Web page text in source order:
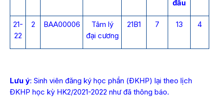
đầu
21-
22
2 BAA00006
Tâm lý
đại cương
21B1 7 13 4
Lưu ý: Sinh viên đăng ký học phần (ĐKHP) lại theo lịch
ĐKHP học kỳ HK2/2021-2022 như đã thông báo.